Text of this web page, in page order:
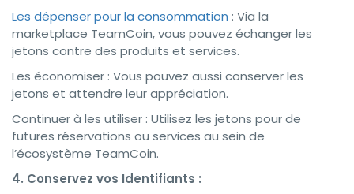
Les dépenser pour la consommation : Via la
marketplace TeamCoin, vous pouvez échanger les
jetons contre des produits et services.
Les économiser : Vous pouvez aussi conserver les
jetons et attendre leur appréciation.
Continuer à les utiliser : Utilisez les jetons pour de
futures réservations ou services au sein de
l’écosystème TeamCoin.
4. Conservez vos Identifiants :